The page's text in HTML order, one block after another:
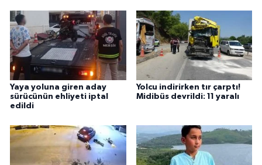
Yaya yoluna giren aday
sürücünün ehliyeti iptal
edildi
Yolcu indirirken tır çarptı!
Midibüs devrildi: 11 yaralı